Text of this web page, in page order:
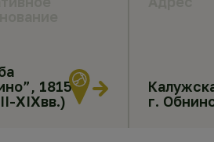
1815
XIXвв.)
г.